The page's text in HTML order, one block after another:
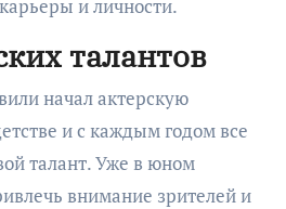
и личности.
талантов
начал актерскую
и с каждым годом все
талант. Уже в юном
внимание зрителей и